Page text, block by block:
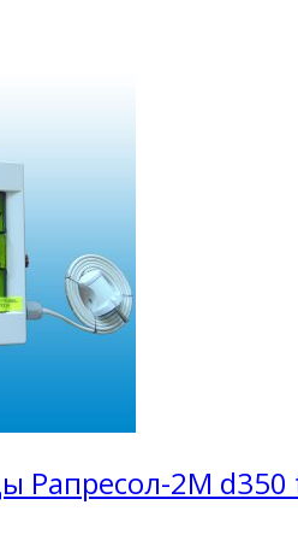
Рапресол-2М d350